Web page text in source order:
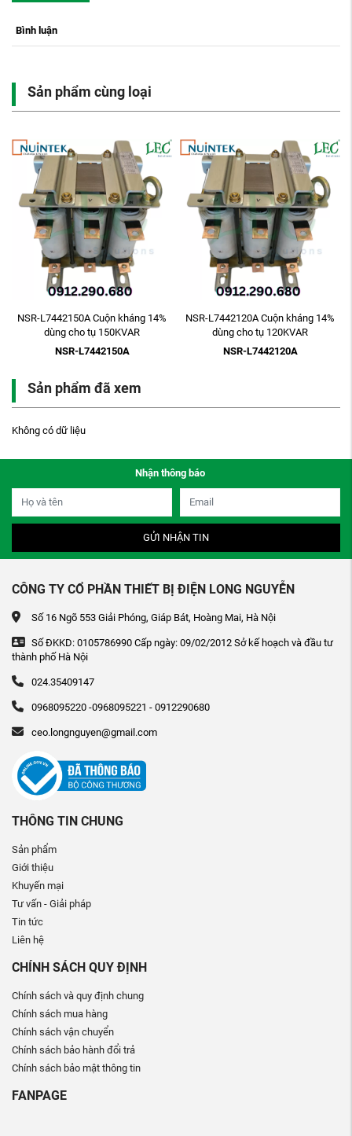
Bình luận
Sản phẩm cùng loại
NSR-L7442150A Cuộn kháng 14%
dùng cho tụ 150KVAR
NSR-L7442150A
NSR-L7442120A Cuộn kháng 14%
dùng cho tụ 120KVAR
NSR-L7442120A
Sản phẩm đã xem
Không có dữ liệu
Nhận thông báo
GỬI NHẬN TIN
CÔNG TY CỔ PHẦN THIẾT BỊ ĐIỆN LONG NGUYỄN
Số 16 Ngõ 553 Giải Phóng, Giáp Bát, Hoàng Mai, Hà Nội
Số ĐKKD: 0105786990 Cấp ngày: 09/02/2012 Sở kế hoạch và đầu tư
thành phố Hà Nội
024.35409147
0968095220 -0968095221 - 0912290680
ceo.longnguyen@gmail.com
THÔNG TIN CHUNG
Sản phẩm
Giới thiệu
Khuyến mại
Tư vấn - Giải pháp
Tin tức
Liên hệ
CHÍNH SÁCH QUY ĐỊNH
Chính sách và quy định chung
Chính sách mua hàng
Chính sách vận chuyển
Chính sách bảo hành đổi trả
Chính sách bảo mật thông tin
FANPAGE